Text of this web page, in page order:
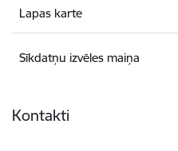
Lapas karte
Sīkdatņu izvēles maiņa
Kontakti